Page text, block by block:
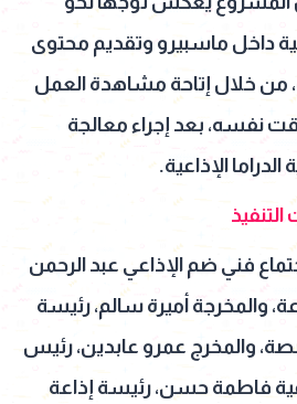
داخل ماسبيرو وتقديم محتوى
من خلال إتاحة مشاهدة العمل
نفسه، بعد إجراء معالجة
الإذاعية.
فني ضم الإذاعي عبد الرحمن
والمخرجة أميرة سالم، رئيسة
والمخرج عمرو عابدين، رئيس
فاطمة حسن، رئيسة إذاعة